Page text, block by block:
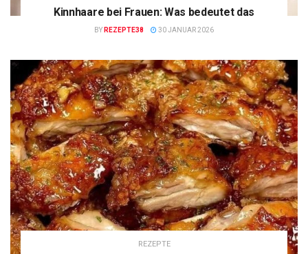
Kinnhaare bei Frauen: Was bedeutet das
BY REZEPTE38 30 JANUAR 2026
REZEPTE